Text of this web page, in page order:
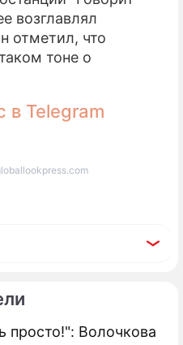
просто!": Волочкова
возглавлял
отметил, что
тоне о
в Telegram